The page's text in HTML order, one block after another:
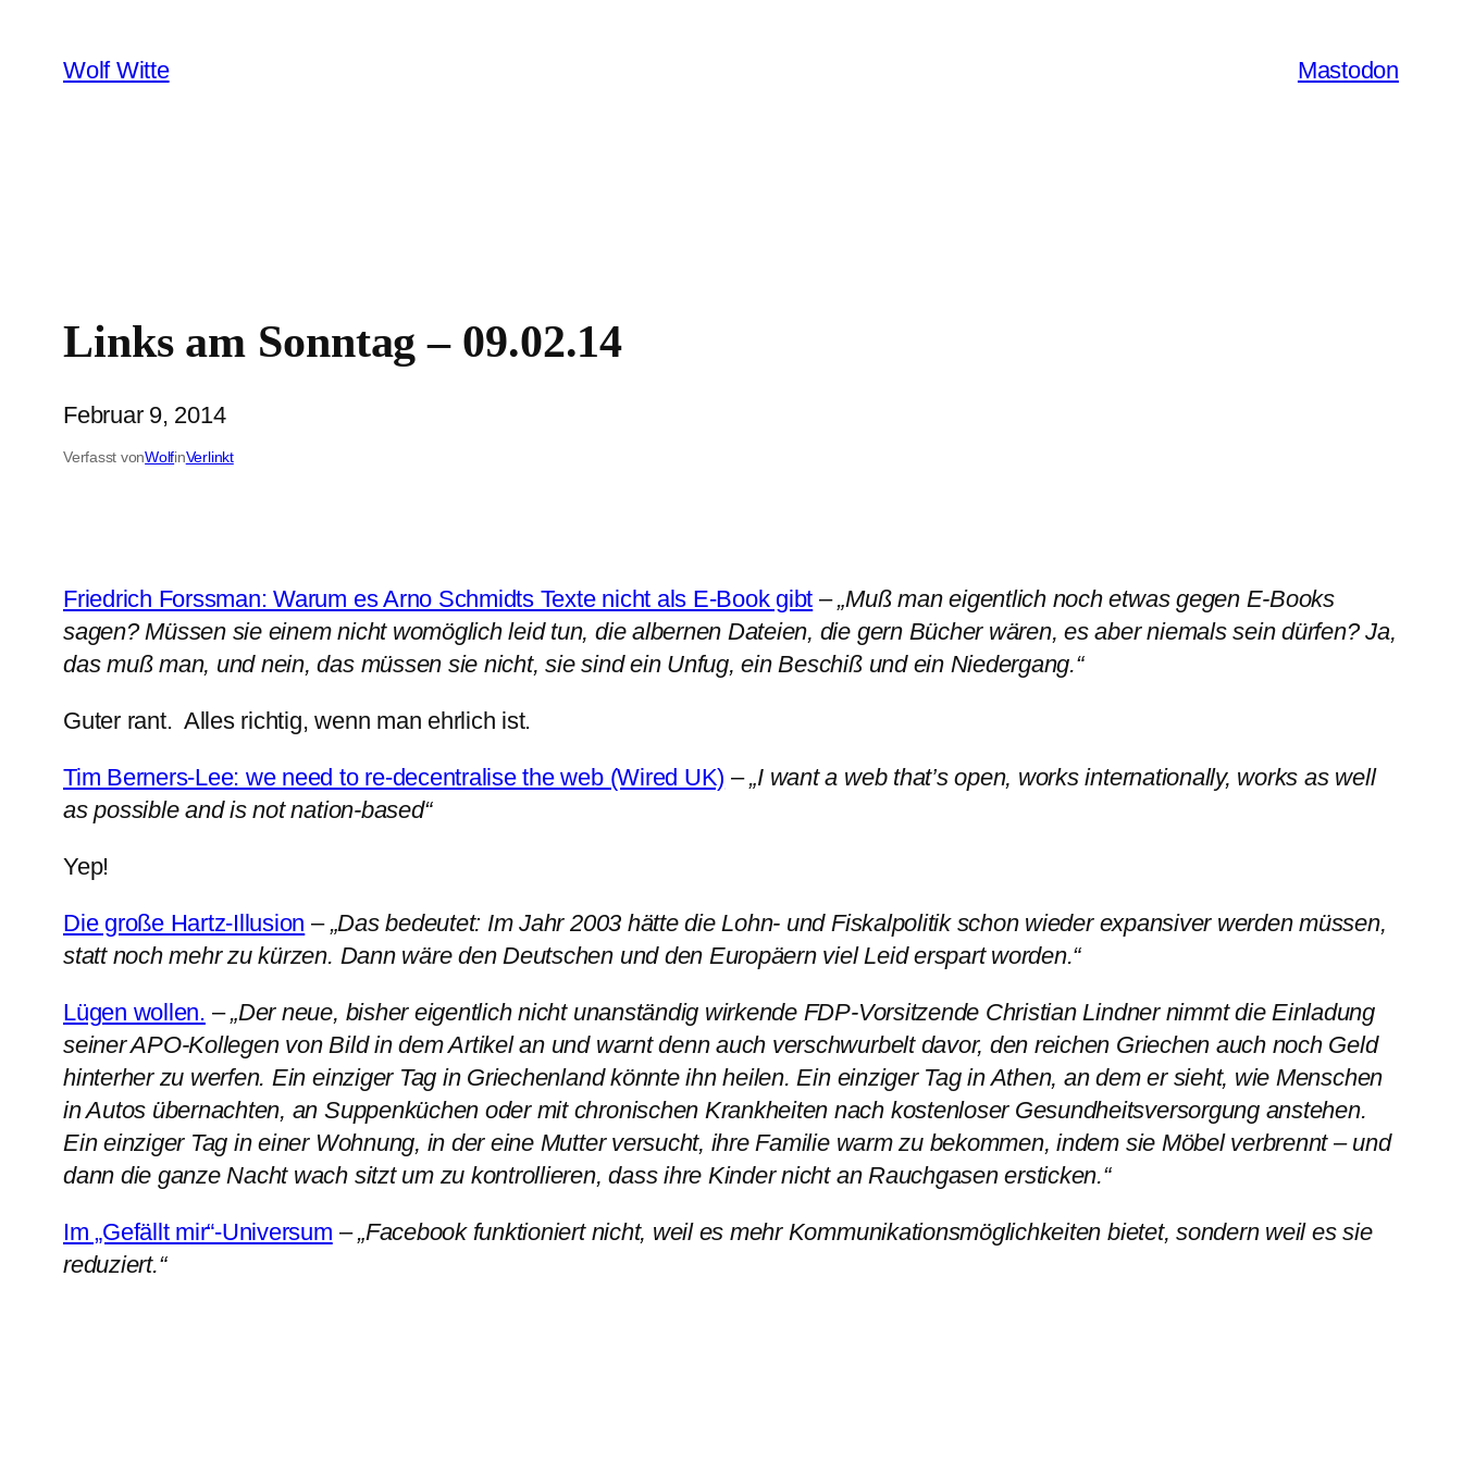
Inhalt
springen
Wolf Witte Mastodon
Links am Sonntag – 09.02.14
Februar 9, 2014
Verfasst vonWolfinVerlinkt
Friedrich Forssman: Warum es Arno Schmidts Texte nicht als E-Book gibt –„Muß man eigentlich noch etwas gegen E-Books
sagen? Müssen sie einem nicht womöglich leid tun, die albernen Dateien, die gern Bücher wären, es aber niemals sein dürfen? Ja,
das muß man, und nein, das müssen sie nicht, sie sind ein Unfug, ein Beschiß und ein Niedergang.“
Guter rant. Alles richtig, wenn man ehrlich ist.
Tim Berners-Lee: we need to re-decentralise the web (Wired UK) –„I want a web that’s open, works internationally, works as well
as possible and is not nation-based“
Yep!
Die große Hartz-Illusion – „Das bedeutet: Im Jahr 2003 hätte die Lohn- und Fiskalpolitik schon wieder expansiver werden müssen,
statt noch mehr zu kürzen. Dann wäre den Deutschen und den Europäern viel Leid erspart worden.“
Lügen wollen. –„Der neue, bisher eigentlich nicht unanständig wirkende FDP-Vorsitzende Christian Lindner nimmt die Einladung
seiner APO-Kollegen von Bild in dem Artikel an und warnt denn auch verschwurbelt davor, den reichen Griechen auch noch Geld
hinterher zu werfen. Ein einziger Tag in Griechenland könnte ihn heilen. Ein einziger Tag in Athen, an dem er sieht, wie Menschen
in Autos übernachten, an Suppenküchen oder mit chronischen Krankheiten nach kostenloser Gesundheitsversorgung anstehen.
Ein einziger Tag in einer Wohnung, in der eine Mutter versucht, ihre Familie warm zu bekommen, indem sie Möbel verbrennt – und
dann die ganze Nacht wach sitzt um zu kontrollieren, dass ihre Kinder nicht an Rauchgasen ersticken.“
Im „Gefällt mir“-Universum –„Facebook funktioniert nicht, weil es mehr Kommunikationsmöglichkeiten bietet, sondern weil es sie
reduziert.“